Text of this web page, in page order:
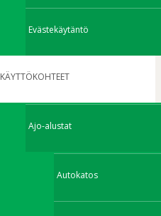
Evästekäytäntö
KÄYTTÖKOHTEET
Ajo-alustat
Autokatos